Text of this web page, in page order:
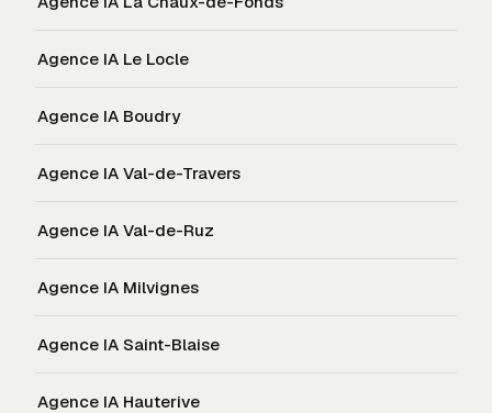
Agence IA Le Locle
Agence IA Boudry
Agence IA Val-de-Travers
Agence IA Val-de-Ruz
Agence IA Milvignes
Agence IA Saint-Blaise
Agence IA Hauterive